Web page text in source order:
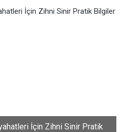
İçin Zihni Sinir Pratik